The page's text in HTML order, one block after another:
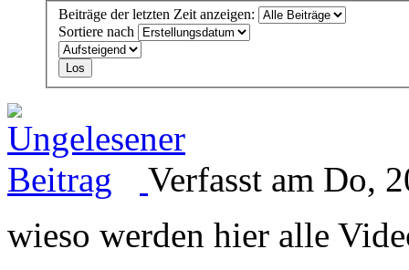
Beiträge der letzten Zeit anzeigen:
Sortiere nach
Verfasst am Do,
wieso werden hier alle